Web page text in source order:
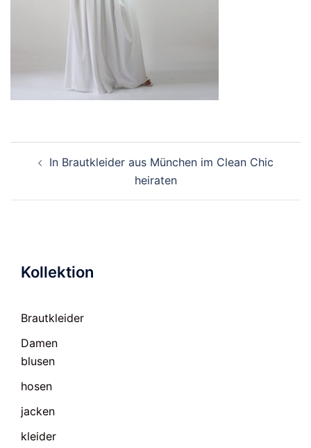
In Brautkleider aus München im Clean Chic
heiraten
Kollektion
Brautkleider
Damen
blusen
hosen
jacken
kleider